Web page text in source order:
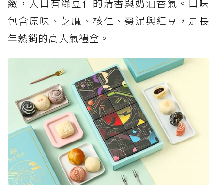
緻，入口有綠豆仁的清香與奶油香氣。口味
包含原味、芝麻、核仁、棗泥與紅豆，是長
年熱銷的高人氣禮盒。